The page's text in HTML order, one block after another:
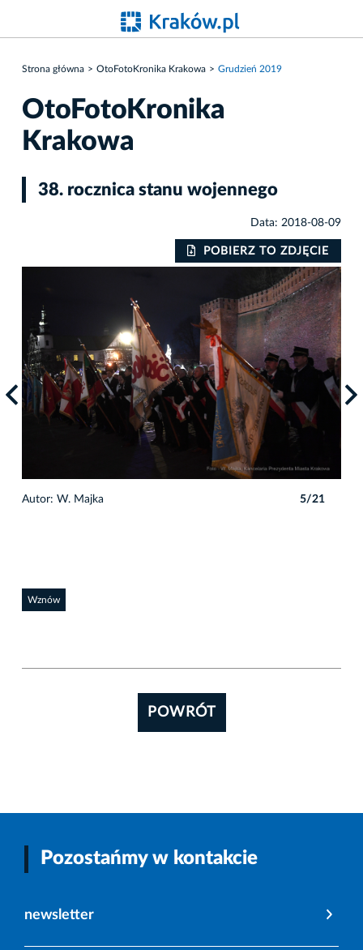
Strona główna OtoFotoKronika Krakowa Grudzień 2019
OtoFotoKronika
Krakowa
38. rocznica stanu wojennego
Data: 2018-08-09
POBIERZ TO ZDJĘCIE
Autor: W. Majka 5/21
Wznów
POWRÓT
Pozostańmy w kontakcie
newsletter